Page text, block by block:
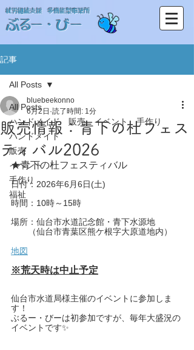
​就労継続支援 多機能型事業所
​ぶるー・びー
記事
All Posts
ハンドメイド 販売 イベント 手作り
ハンドメイド
販売
イベント
手作り
福祉
All Posts
販売情報：青下の杜フェス
ティバル2026
bluebeekonno
6月2日 読了時間: 1分
★青下の杜フェスティバル
日付：2026年6月6日(土)
時間：10時～15時
場所：仙台市水道記念館・青下水源地
（仙台市青葉区熊ケ根字大原道地内）
地図
※荒天時は中止予定
仙台市水道局様主催のイベントに参加しま
す！
ぶるー・びーは初参加ですが、毎年大盛況の
イベントです✨